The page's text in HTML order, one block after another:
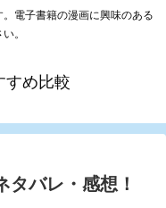
電子書籍の漫画に興味のある
。
すめ比較
タバレ・感想！